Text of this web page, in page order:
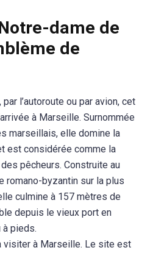
dame de
de
par l’autoroute ou par avion, cet
à Marseille. Surnommée
marseillais, elle domine la
est considérée comme la
pêcheurs. Construite au
romano-byzantin sur la plus
culmine à 157 mètres de
depuis le vieux port en
à pieds.
visiter à Marseille. Le site est